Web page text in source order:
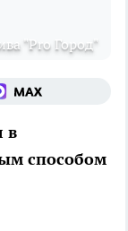
"Pro Город"
в
способом